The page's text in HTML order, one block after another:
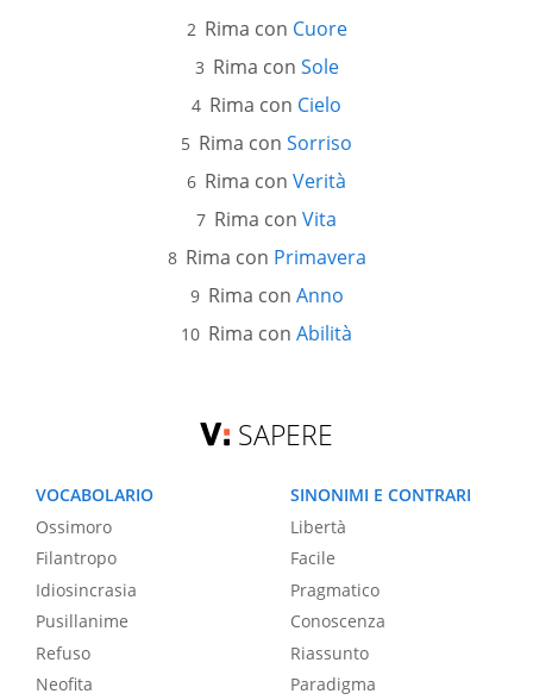
Rima con Cuore
Rima con Sole
Rima con Cielo
Rima con Sorriso
Rima con Verità
Rima con Vita
Rima con Primavera
Rima con Anno
Rima con Abilità
SAPERE
VOCABOLARIO
Ossimoro
Filantropo
Idiosincrasia
Pusillanime
Refuso
Neofita
SINONIMI E CONTRARI
Libertà
Facile
Pragmatico
Conoscenza
Riassunto
Paradigma